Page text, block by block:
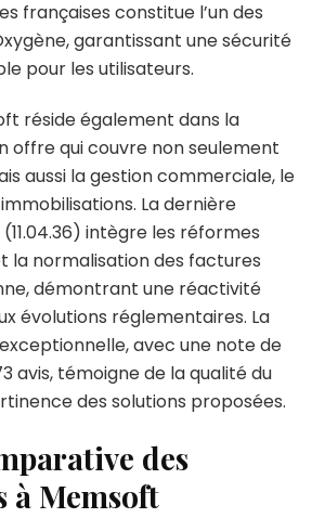
françaises constitue l’un des
garantissant une sécurité
pour les utilisateurs.
réside également dans la
offre qui couvre non seulement
aussi la gestion commerciale, le
La dernière
intègre les réformes
la normalisation des factures
démontrant une réactivité
évolutions réglementaires. La
avec une note de
avis, témoigne de la qualité du
des solutions proposées.
des
à Memsoft